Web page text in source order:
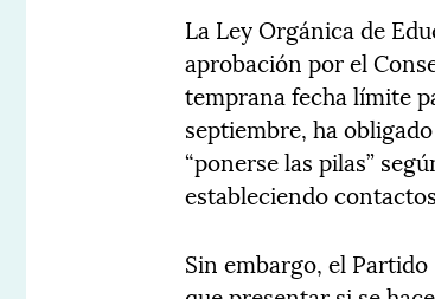
La Ley Orgánica de
aprobación por el
temprana fecha límite
septiembre, ha
“ponerse las pilas”
estableciendo
Sin embargo, el